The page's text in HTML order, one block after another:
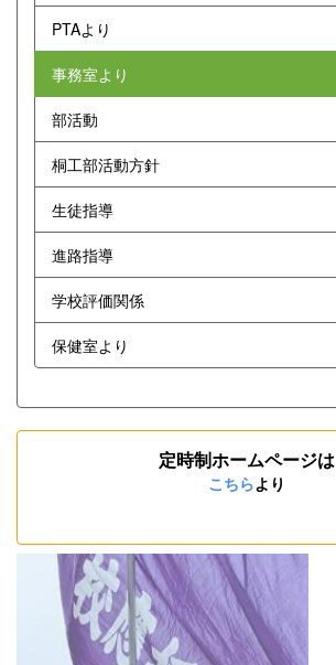
PTAより
事務室より
部活動
桐工部活動方針
生徒指導
進路指導
学校評価関係
保健室より
定時制ホームページは
こちらより